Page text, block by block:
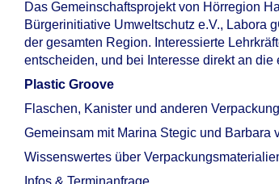
Das Gemeinschaftsprojekt von Hörregion
Bürgerinitiative Umweltschutz e.V., Labora
der gesamten Region. Interessierte
entscheiden, und bei Interesse direkt an
Plastic Groove
Flaschen, Kanister und anderen
Gemeinsam mit Marina Stegic und Barbara
Wissenswertes über
Infos & Terminanfrage